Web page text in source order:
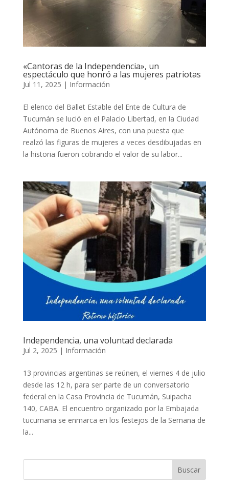
«Cantoras de la Independencia», un
espectáculo que honró a las mujeres patriotas
Jul 11, 2025 | Información
El elenco del Ballet Estable del Ente de Cultura de
Tucumán se lució en el Palacio Libertad, en la Ciudad
Autónoma de Buenos Aires, con una puesta que
realzó las figuras de mujeres a veces desdibujadas en
la historia fueron cobrando el valor de su labor...
Independencia, una voluntad declarada
Jul 2, 2025 | Información
13 provincias argentinas se reúnen, el viernes 4 de julio
desde las 12 h, para ser parte de un conversatorio
federal en la Casa Provincia de Tucumán, Suipacha
140, CABA. El encuentro organizado por la Embajada
tucumana se enmarca en los festejos de la Semana de
la...
Buscar